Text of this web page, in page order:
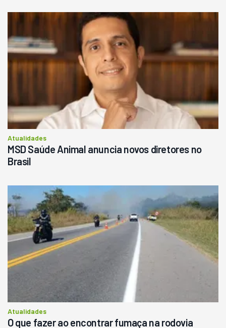
Atualidades
MSD Saúde Animal anuncia novos diretores no
Brasil
Atualidades
O que fazer ao encontrar fumaça na rodovia